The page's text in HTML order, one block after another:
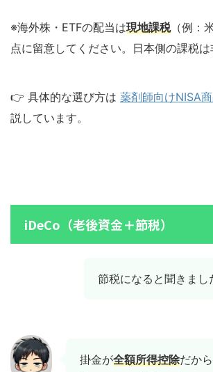
※海外株・ETFの配当は現地課税（例：
点に留意してください。日本側の課税は
👉 具体的な選び方は 薬剤師向けNISA
説しています。
iDeCo（老後資金＋節税）
節税になると聞きまし
掛金が全額所得控除だか